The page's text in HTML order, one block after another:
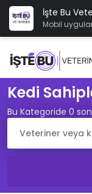
İşte Bu
Mobil
Kedi
Bu Kategoride 0